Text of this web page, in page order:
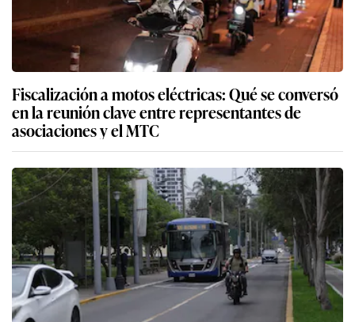
Fiscalización a motos eléctricas: Qué se conversó
en la reunión clave entre representantes de
asociaciones y el MTC